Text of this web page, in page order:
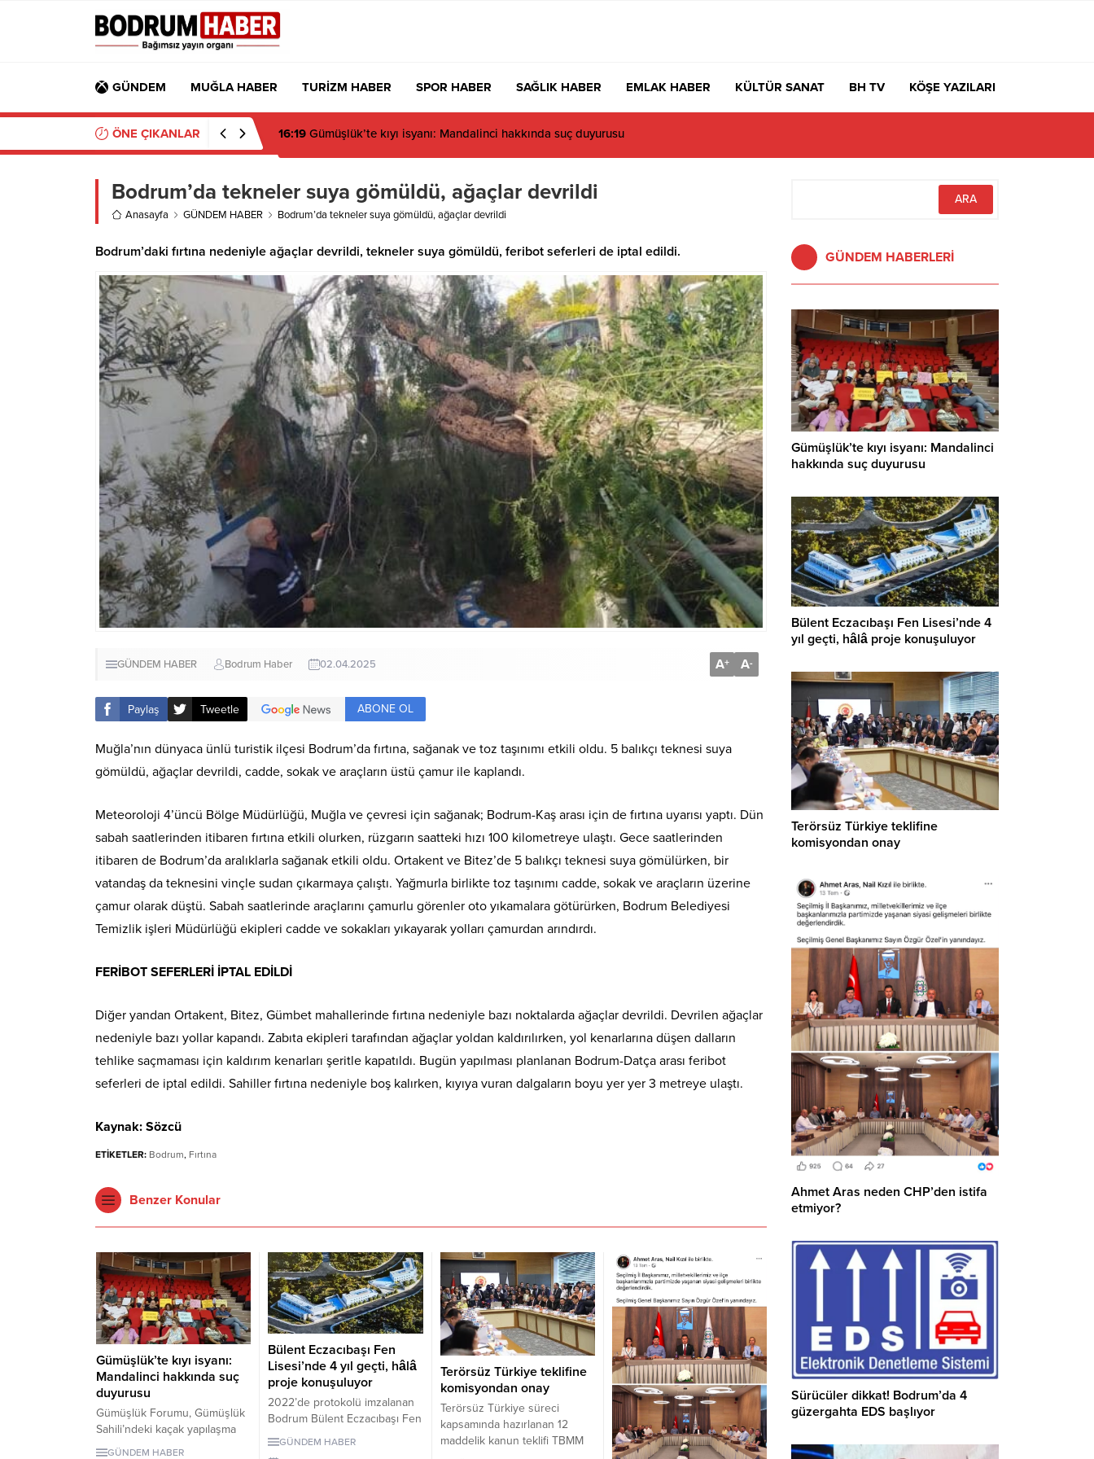
GÜNDEM MUĞLA HABER TURİZM HABER SPOR HABER SAĞLIK HABER EMLAK HABER KÜLTÜR SANAT BH TV KÖŞE YAZILARI
ÖNE ÇIKANLAR 15:45 Bülent Eczacıbaşı Fen Lisesi’nde 4 yıl geçti, hâlâ proje konuşuluyor
Bodrum’da tekneler suya gömüldü, ağaçlar devrildi
Anasayfa GÜNDEM HABER Bodrum’da tekneler suya gömüldü, ağaçlar devrildi
Bodrum’daki fırtına nedeniyle ağaçlar devrildi, tekneler suya gömüldü, feribot seferleri de iptal edildi.
GÜNDEM HABER Bodrum Haber 02.04.2025 A+ A-
Paylaş Tweetle ABONE OL
Muğla’nın dünyaca ünlü turistik ilçesi Bodrum’da fırtına, sağanak ve toz taşınımı etkili oldu. 5 balıkçı teknesi suya
gömüldü, ağaçlar devrildi, cadde, sokak ve araçların üstü çamur ile kaplandı.
Meteoroloji 4’üncü Bölge Müdürlüğü, Muğla ve çevresi için sağanak; Bodrum-Kaş arası için de fırtına uyarısı yaptı. Dün
sabah saatlerinden itibaren fırtına etkili olurken, rüzgarın saatteki hızı 100 kilometreye ulaştı. Gece saatlerinden
itibaren de Bodrum’da aralıklarla sağanak etkili oldu. Ortakent ve Bitez’de 5 balıkçı teknesi suya gömülürken, bir
vatandaş da teknesini vinçle sudan çıkarmaya çalıştı. Yağmurla birlikte toz taşınımı cadde, sokak ve araçların üzerine
çamur olarak düştü. Sabah saatlerinde araçlarını çamurlu görenler oto yıkamalara götürürken, Bodrum Belediyesi
Temizlik işleri Müdürlüğü ekipleri cadde ve sokakları yıkayarak yolları çamurdan arındırdı.
FERİBOT SEFERLERİ İPTAL EDİLDİ
Diğer yandan Ortakent, Bitez, Gümbet mahallerinde fırtına nedeniyle bazı noktalarda ağaçlar devrildi. Devrilen ağaçlar
nedeniyle bazı yollar kapandı. Zabıta ekipleri tarafından ağaçlar yoldan kaldırılırken, yol kenarlarına düşen dalların
tehlike saçmaması için kaldırım kenarları şeritle kapatıldı. Bugün yapılması planlanan Bodrum-Datça arası feribot
seferleri de iptal edildi. Sahiller fırtına nedeniyle boş kalırken, kıyıya vuran dalgaların boyu yer yer 3 metreye ulaştı.
Kaynak: Sözcü
ETİKETLER: Bodrum, Fırtına
Benzer Konular
Gümüşlük’te kıyı isyanı:
Mandalinci hakkında suç
duyurusu
Gümüşlük Forumu, Gümüşlük
Sahili’ndeki kaçak yapılaşma
ve Çayıraltı Halk Plajı’ndaki
GÜNDEM HABER
Bülent Eczacıbaşı Fen
Lisesi’nde 4 yıl geçti, hâlâ
proje konuşuluyor
2022’de protokolü imzalanan
Bodrum Bülent Eczacıbaşı Fen
Lisesi için dört yıl sonra hâlâ
GÜNDEM HABER
Terörsüz Türkiye teklifine
komisyondan onay
Terörsüz Türkiye süreci
kapsamında hazırlanan 12
maddelik kanun teklifi TBMM
GÜNDEM HABERLERİ
Gümüşlük’te kıyı isyanı: Mandalinci
hakkında suç duyurusu
Bülent Eczacıbaşı Fen Lisesi’nde 4
yıl geçti, hâlâ proje konuşuluyor
Terörsüz Türkiye teklifine
komisyondan onay
Ahmet Aras neden CHP’den istifa
etmiyor?
Sürücüler dikkat! Bodrum’da 4
güzergahta EDS başlıyor